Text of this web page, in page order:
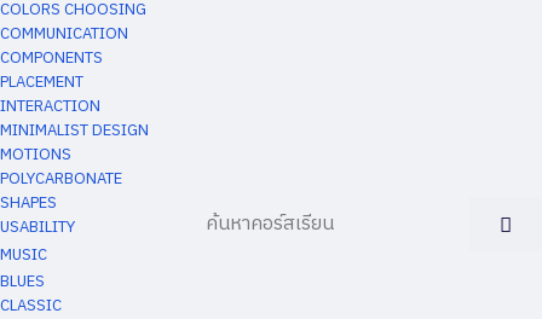
COLORS CHOOSING
COMMUNICATION
COMPONENTS
PLACEMENT
INTERACTION
MINIMALIST DESIGN
MOTIONS
POLYCARBONATE
SHAPES
USABILITY
MUSIC
BLUES
CLASSIC